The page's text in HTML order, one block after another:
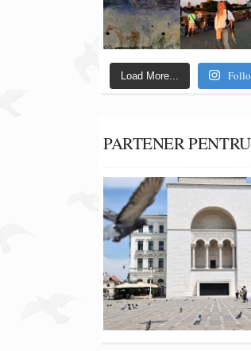
Load More...
PARTENER PENTRU